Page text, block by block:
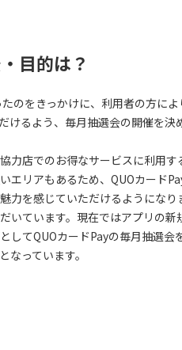
目的は？
のをきっかけに、利用者の方によ
けるよう、毎月抽選会の開催を決
力店でのお得なサービスに利用す
エリアもあるため、QUOカード
力を感じていただけるようになり
いています。現在ではアプリの新
してQUOカードPayの毎月抽選会
っています。